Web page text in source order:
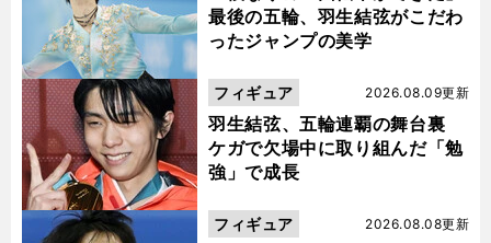
最後の五輪、羽生結弦がこだわ
ったジャンプの美学
羽生結弦、五輪連覇の舞台裏
ケガで欠場中に取り組んだ「勉
強」で成長
2026.08.09更新
フィギュア
2026.08.08更新
フィギュア